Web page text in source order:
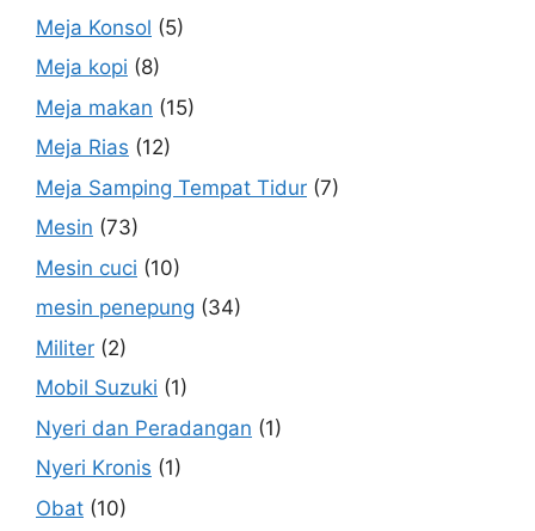
Meja Konsol (5)
Meja kopi (8)
Meja makan (15)
Meja Rias (12)
Meja Samping Tempat Tidur (7)
Mesin (73)
Mesin cuci (10)
mesin penepung (34)
Militer (2)
Mobil Suzuki (1)
Nyeri dan Peradangan (1)
Nyeri Kronis (1)
Obat (10)